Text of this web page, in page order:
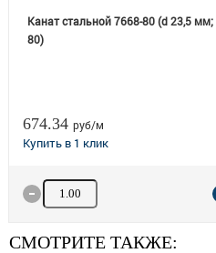
Канат стальной 7668-80 (d 23,5
80)
674.34 руб/м
Количество товара
СМОТРИТЕ ТАКЖЕ: